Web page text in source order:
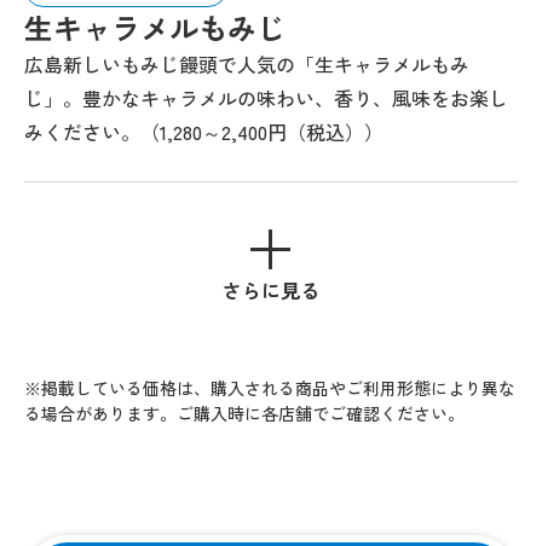
生キャラメルもみじ
広島新しいもみじ饅頭で人気の「生キャラメルもみ
じ」。豊かなキャラメルの味わい、香り、風味をお楽し
みください。（1,280～2,400円（税込））
さらに見る
※掲載している価格は、購入される商品やご利用形態により異な
る場合があります。ご購入時に各店舗でご確認ください。